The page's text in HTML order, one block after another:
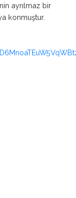
ayrılmaz bir
konmuştur.